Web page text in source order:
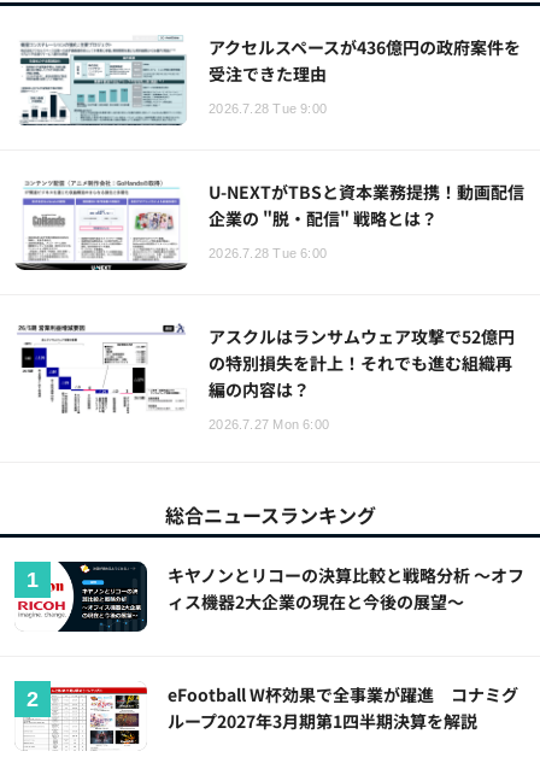
アクセルスペースが436億円の政府案件を
受注できた理由
2026.7.28 Tue 9:00
U-NEXTがTBSと資本業務提携！動画配信
企業の "脱・配信" 戦略とは？
2026.7.28 Tue 6:00
アスクルはランサムウェア攻撃で52億円
の特別損失を計上！それでも進む組織再
編の内容は？
2026.7.27 Mon 6:00
総合ニュースランキング
キヤノンとリコーの決算比較と戦略分析 ～オフ
ィス機器2大企業の現在と今後の展望～
eFootball W杯効果で全事業が躍進 コナミグ
ループ2027年3月期第1四半期決算を解説